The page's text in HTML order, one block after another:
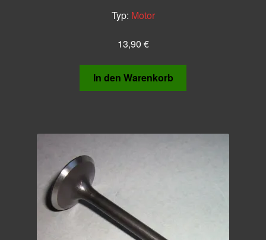
Typ: Motor
13,90 €
In den Warenkorb